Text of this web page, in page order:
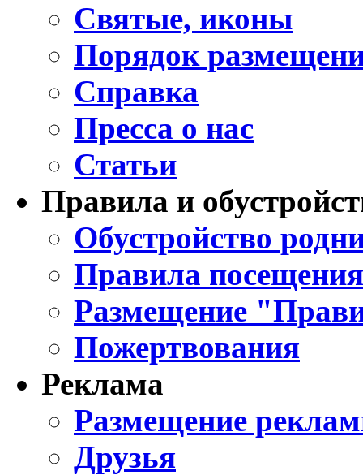
Святые, иконы
Порядок
Справка
Пресса о нас
Статьи
Правила и
Обустройство
Правила
Размещение
Пожертвования
Реклама
Размещение
Друзья